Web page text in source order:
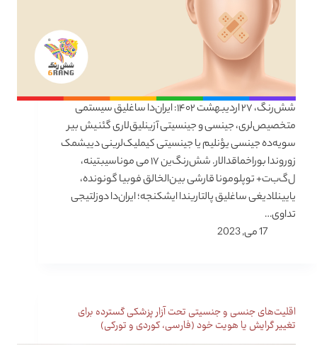
شش‌رنگ، ۲۷ اردیبهشت ۱۴۰۲: ایران‌دا ساغلیق سیستمی
متخصیص‌لری، جینسی و جینسیتی آزینلیق‌لاری گئنیش بیر
سویه‌ده جینسی یؤنلیم یا جینسیتی کیملیک‌لرینی دییشمک
زوروندا بوراخماقدالار. شش‌رنگ‌ین ۱۷ می موناسیبتینه،
ل‌گ‌ب‌ت+ توپلومونا قارشی بین‌الخالق فوبیا گونونده،
یایینلادیغی ساغلیق پالتاریندا ایشکنجه؛ ایران‌دا دوزلتیجی
تداوی…
17 می, 2023
اقلیت‌های جنسی و جنسیتی تحت آزار پزشکی گسترده برای
تغییر گرایش یا هویت خود (فارسی، کوردی و تورکی)